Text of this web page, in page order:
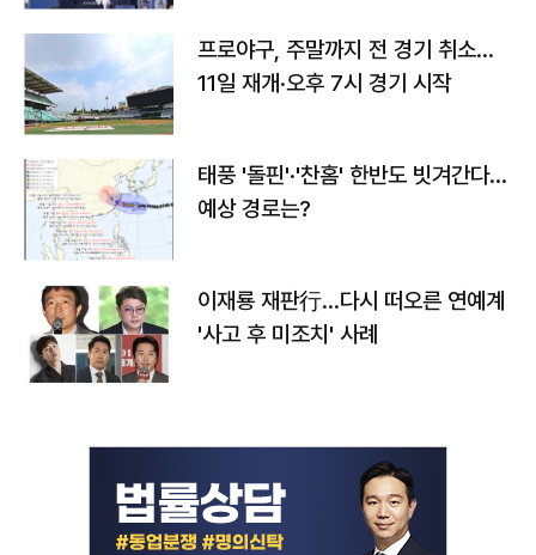
프로야구, 주말까지 전 경기 취소…
11일 재개·오후 7시 경기 시작
태풍 '돌핀'·'찬홈' 한반도 빗겨간다…
예상 경로는?
이재룡 재판行…다시 떠오른 연예계
'사고 후 미조치' 사례